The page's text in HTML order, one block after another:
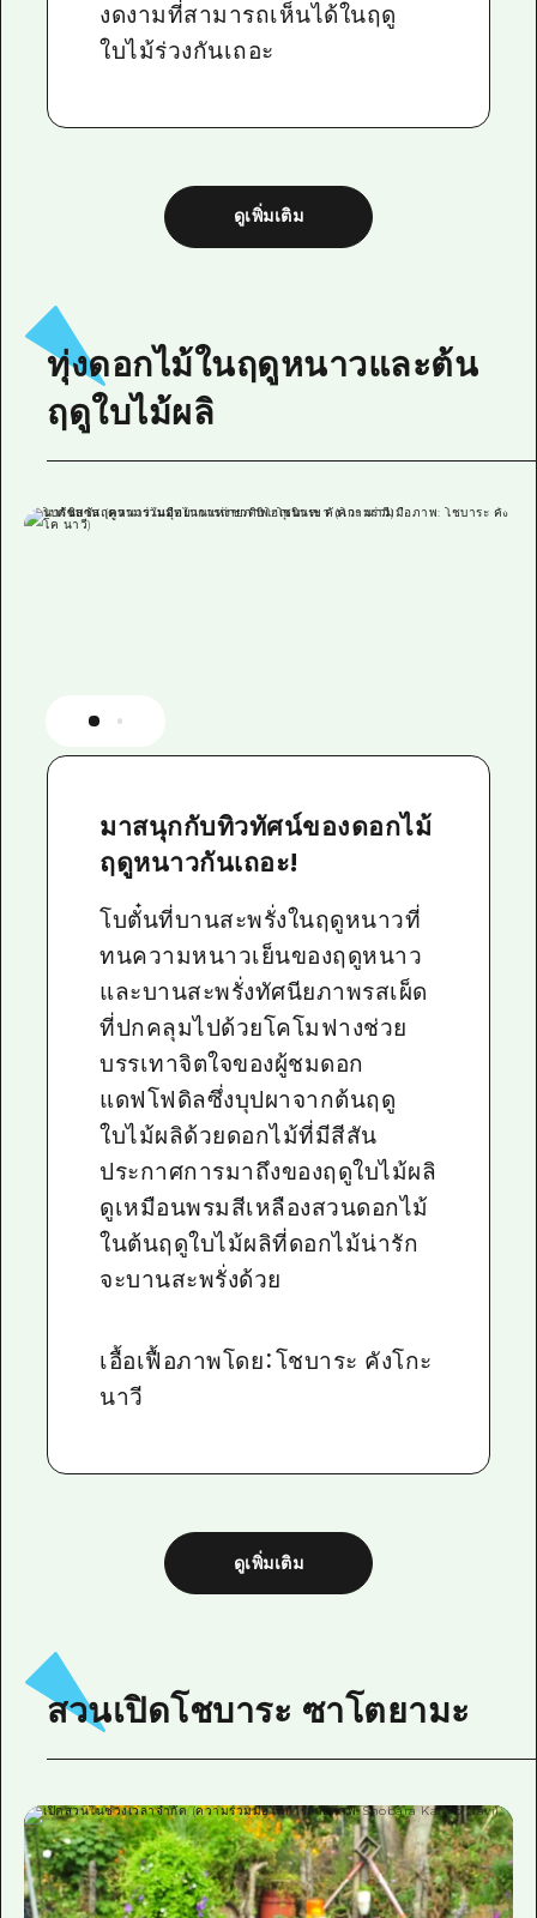
งดงามที่สามารถเห็นได้ในฤดู
ใบไม้ร่วงกันเถอะ
ดูเพิ่มเติม
ทุ่งดอกไม้ในฤดูหนาวและต้น
ฤดูใบไม้ผลิ
มาสนุกกับทิวทัศน์ของดอกไม้
ฤดูหนาวกันเถอะ!
โบตั๋นที่บานสะพรั่งในฤดูหนาวที่
ทนความหนาวเย็นของฤดูหนาว
และบานสะพรั่งทัศนียภาพรสเผ็ด
ที่ปกคลุมไปด้วยโคโมฟางช่วย
บรรเทาจิตใจของผู้ชมดอก
แดฟโฟดิลซึ่งบุปผาจากต้นฤดู
ใบไม้ผลิด้วยดอกไม้ที่มีสีสัน
ประกาศการมาถึงของฤดูใบไม้ผลิ
ดูเหมือนพรมสีเหลืองสวนดอกไม้
ในต้นฤดูใบไม้ผลิที่ดอกไม้น่ารัก
จะบานสะพรั่งด้วย
เอื้อเฟื้อภาพโดย：โชบาระ คังโกะ
นาวี
ดูเพิ่มเติม
สวนเปิดโชบาระ ซาโตยามะ